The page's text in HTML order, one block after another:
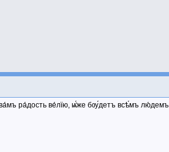
ра́дость ве́лїю, ѩ҆́же бѹ́детъ всѣ́мъ лю́демъ